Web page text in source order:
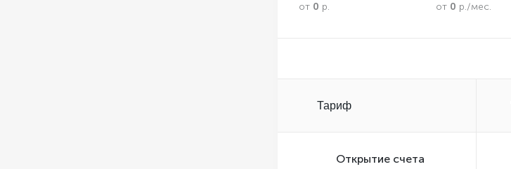
от 0 р. от 0 р./мес.
Тариф
Открытиe счета